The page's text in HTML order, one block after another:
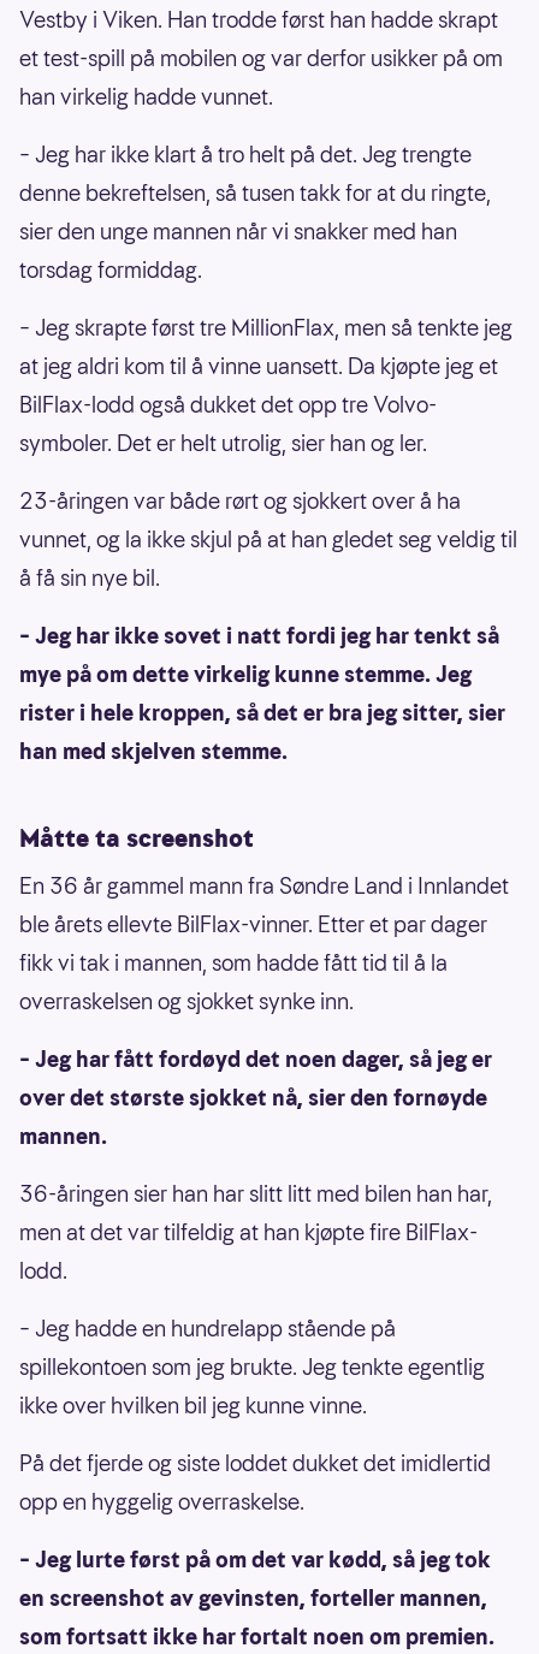
Vestby i Viken. Han trodde først han hadde skrapt
et test-spill på mobilen og var derfor usikker på om
han virkelig hadde vunnet.
– Jeg har ikke klart å tro helt på det. Jeg trengte
denne bekreftelsen, så tusen takk for at du ringte,
sier den unge mannen når vi snakker med han
torsdag formiddag.
– Jeg skrapte først tre MillionFlax, men så tenkte jeg
at jeg aldri kom til å vinne uansett. Da kjøpte jeg et
BilFlax-lodd også dukket det opp tre Volvo-
symboler. Det er helt utrolig, sier han og ler.
23-åringen var både rørt og sjokkert over å ha
vunnet, og la ikke skjul på at han gledet seg veldig til
å få sin nye bil.
– Jeg har ikke sovet i natt fordi jeg har tenkt så
mye på om dette virkelig kunne stemme. Jeg
rister i hele kroppen, så det er bra jeg sitter, sier
han med skjelven stemme.
Måtte ta screenshot
En 36 år gammel mann fra Søndre Land i Innlandet
ble årets ellevte BilFlax-vinner. Etter et par dager
fikk vi tak i mannen, som hadde fått tid til å la
overraskelsen og sjokket synke inn.
– Jeg har fått fordøyd det noen dager, så jeg er
over det største sjokket nå, sier den fornøyde
mannen.
36-åringen sier han har slitt litt med bilen han har,
men at det var tilfeldig at han kjøpte fire BilFlax-
lodd.
– Jeg hadde en hundrelapp stående på
spillekontoen som jeg brukte. Jeg tenkte egentlig
ikke over hvilken bil jeg kunne vinne.
På det fjerde og siste loddet dukket det imidlertid
opp en hyggelig overraskelse.
– Jeg lurte først på om det var kødd, så jeg tok
en screenshot av gevinsten, forteller mannen,
som fortsatt ikke har fortalt noen om premien.